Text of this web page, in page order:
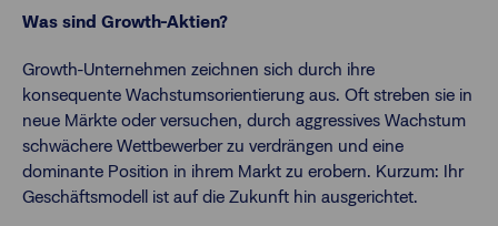
Was sind Growth-Aktien?
Growth-Unternehmen zeichnen sich durch ihre
konsequente Wachstumsorientierung aus. Oft streben sie in
neue Märkte oder versuchen, durch aggressives Wachstum
schwächere Wettbewerber zu verdrängen und eine
dominante Position in ihrem Markt zu erobern. Kurzum: Ihr
Geschäftsmodell ist auf die Zukunft hin ausgerichtet.